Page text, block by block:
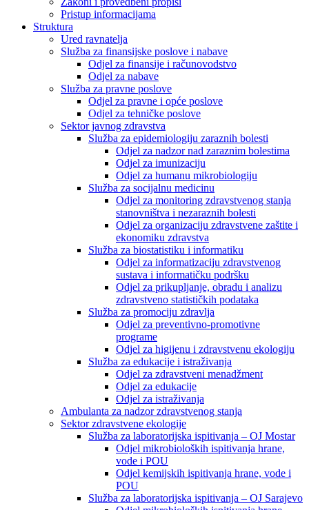
Pristup informacijama
Struktura
Ured ravnatelja
Služba za finansijske poslove i nabave
Odjel za finansije i računovodstvo
Odjel za nabave
Služba za pravne poslove
Odjel za pravne i opće poslove
Odjel za tehničke poslove
Sektor javnog zdravstva
Služba za epidemiologiju zaraznih bolesti
Odjel za nadzor nad zaraznim bolestima
Odjel za imunizaciju
Odjel za humanu mikrobiologiju
Služba za socijalnu medicinu
Odjel za monitoring zdravstvenog stanja
stanovništva i nezaraznih bolesti
Odjel za organizaciju zdravstvene zaštite i
ekonomiku zdravstva
Služba za biostatistiku i informatiku
Odjel za informatizaciju zdravstvenog
sustava i informatičku podršku
Odjel za prikupljanje, obradu i analizu
zdravstveno statističkih podataka
Služba za promociju zdravlja
Odjel za preventivno-promotivne
programe
Odjel za higijenu i zdravstvenu ekologiju
Služba za edukacije i istraživanja
Odjel za zdravstveni menadžment
Odjel za edukacije
Odjel za istraživanja
Ambulanta za nadzor zdravstvenog stanja
Sektor zdravstvene ekologije
Služba za laboratorijska ispitivanja – OJ Mostar
Odjel mikrobioloških ispitivanja hrane,
vode i POU
Odjel kemijskih ispitivanja hrane, vode i
POU
Služba za laboratorijska ispitivanja – OJ Sarajevo